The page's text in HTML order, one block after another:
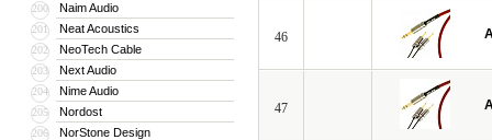
200 Naim Audio
201 Neat Acoustics
202 NeoTech Cable
203 Next Audio
204 Nime Audio
205 Nordost
206 NorStone Design
46
47